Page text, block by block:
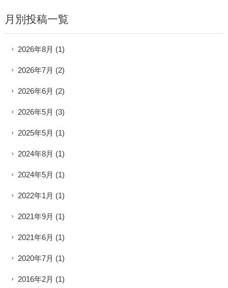
月別投稿一覧
2026年8月 (1)
2026年7月 (2)
2026年6月 (2)
2026年5月 (3)
2025年5月 (1)
2024年8月 (1)
2024年5月 (1)
2022年1月 (1)
2021年9月 (1)
2021年6月 (1)
2020年7月 (1)
2016年2月 (1)